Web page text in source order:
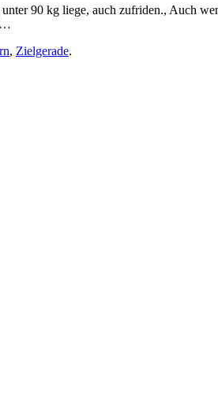
90 kg liege, auch zufriden., Auch
, Zielgerade.